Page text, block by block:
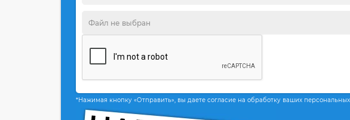
*Нажимая кнопку «Отправить», вы даете согласие на обработку ваших